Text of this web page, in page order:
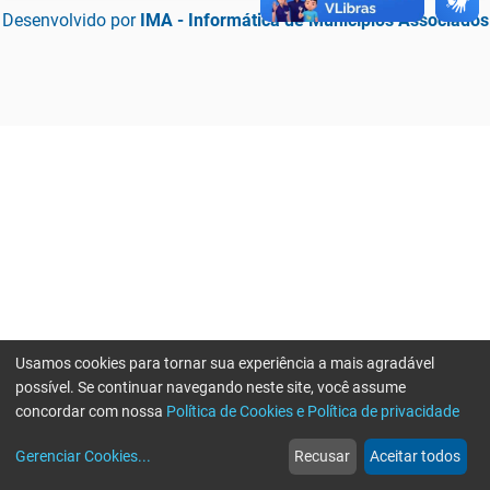
Desenvolvido por IMA - Informática de Municípios Associados
web
Notícias
more_horiz
Mais
Usamos cookies para tornar sua experiência a mais agradável
possível. Se continuar navegando neste site, você assume
concordar com nossa Política de Cookies e Política de privacidade
Gerenciar Cookies... Recusar Aceitar todos
Erro ao enviar informações, por favor tente novamente